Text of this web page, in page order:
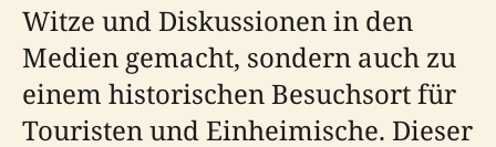
Witze und Diskussionen in den
Medien gemacht, sondern auch zu
einem historischen Besuchsort für
Touristen und Einheimische. Dieser